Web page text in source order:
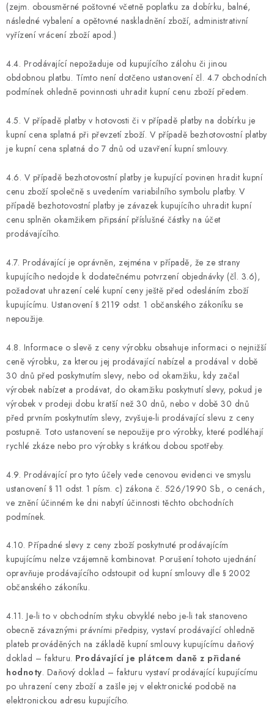
(zejm. obousměrné poštovné včetně poplatku za dobírku, balné,
následné vybalení a opětovné naskladnění zboží, administrativní
vyřízení vrácení zboží apod.)
4.4. Prodávající nepožaduje od kupujícího zálohu či jinou
obdobnou platbu. Tímto není dotčeno ustanovení čl. 4.7 obchodních
podmínek ohledně povinnosti uhradit kupní cenu zboží předem.
4.5. V případě platby v hotovosti či v případě platby na dobírku je
kupní cena splatná při převzetí zboží. V případě bezhotovostní platby
je kupní cena splatná do 7 dnů od uzavření kupní smlouvy.
4.6. V případě bezhotovostní platby je kupující povinen hradit kupní
cenu zboží společně s uvedením variabilního symbolu platby. V
případě bezhotovostní platby je závazek kupujícího uhradit kupní
cenu splněn okamžikem připsání příslušné částky na účet
prodávajícího.
4.7. Prodávající je oprávněn, zejména v případě, že ze strany
kupujícího nedojde k dodatečnému potvrzení objednávky (čl. 3.6),
požadovat uhrazení celé kupní ceny ještě před odesláním zboží
kupujícímu. Ustanovení § 2119 odst. 1 občanského zákoníku se
nepoužije.
4.8. Informace o slevě z ceny výrobku obsahuje informaci o nejnižší
ceně výrobku, za kterou jej prodávající nabízel a prodával v době
30 dnů před poskytnutím slevy, nebo od okamžiku, kdy začal
výrobek nabízet a prodávat, do okamžiku poskytnutí slevy, pokud je
výrobek v prodeji dobu kratší než 30 dnů, nebo v době 30 dnů
před prvním poskytnutím slevy, zvyšuje-li prodávající slevu z ceny
postupně. Toto ustanovení se nepoužije pro výrobky, které podléhají
rychlé zkáze nebo pro výrobky s krátkou dobou spotřeby.
4.9. Prodávající pro tyto účely vede cenovou evidenci ve smyslu
ustanovení § 11 odst. 1 písm. c) zákona č. 526/1990 Sb., o cenách,
ve znění účinném ke dni nabytí účinnosti těchto obchodních
podmínek.
4.10. Případné slevy z ceny zboží poskytnuté prodávajícím
kupujícímu nelze vzájemně kombinovat. Porušení tohoto ujednání
opravňuje prodávajícího odstoupit od kupní smlouvy dle § 2002
občanského zákoníku.
4.11. Je-li to v obchodním styku obvyklé nebo je-li tak stanoveno
obecně závaznými právními předpisy, vystaví prodávající ohledně
plateb prováděných na základě kupní smlouvy kupujícímu daňový
doklad – fakturu. Prodávající je plátcem daně z přidané
hodnoty. Daňový doklad – fakturu vystaví prodávající kupujícímu
po uhrazení ceny zboží a zašle jej v elektronické podobě na
elektronickou adresu kupujícího.